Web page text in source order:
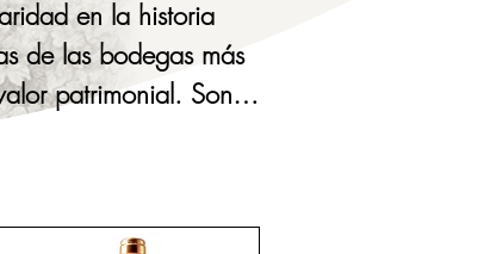
en la historia
de las bodegas más
patrimonial. Son
aniversarios